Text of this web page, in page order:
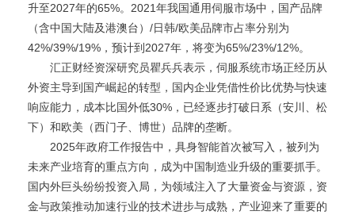
升至2027年的65%。2021年我国通用伺服市场中，国产品牌
（含中国大陆及港澳台）/日韩/欧美品牌市占率分别为
42%/39%/19%，预计到2027年，将变为65%/23%/12%。
汇正财经资深研究员瞿兵兵表示，伺服系统市场正经历从
外资主导到国产崛起的转型，国内企业凭借性价比优势与快速
响应能力，成本比国外低30%，已经逐步打破日系（安川、松
下）和欧美（西门子、博世）品牌的垄断。
2025年政府工作报告中，具身智能首次被写入，被列为
未来产业培育的重点方向，成为中国制造业升级的重要抓手。
国内外巨头纷纷投资入局，为领域注入了大量资金与资源，资
金与政策推动加速行业的技术进步与成熟，产业迎来了重要的